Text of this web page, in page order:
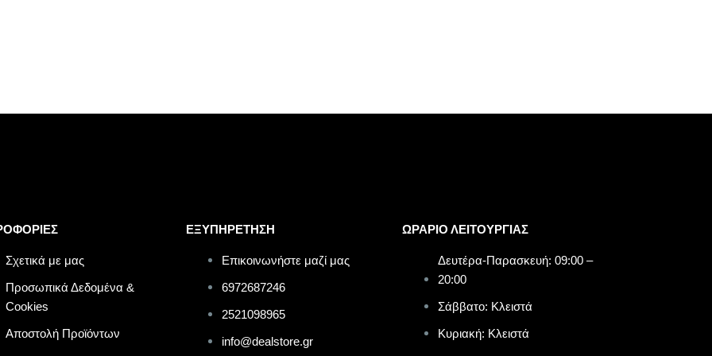
Σχετικά με μας
Προσωπικά Δεδομένα &
Cookies
Αποστολή Προϊόντων
ΕΞΥΠΗΡΕΤΗΣΗ
Επικοινωνήστε μαζί μας
6972687246
2521098965
info@dealstore.gr
ΩΡΑΡΙΟ ΛΕΙΤΟΥΡΓΙΑΣ​
Δευτέρα-Παρασκευή: 09:00 –
20:00
Σάββατο: Κλειστά
Κυριακή: Κλειστά